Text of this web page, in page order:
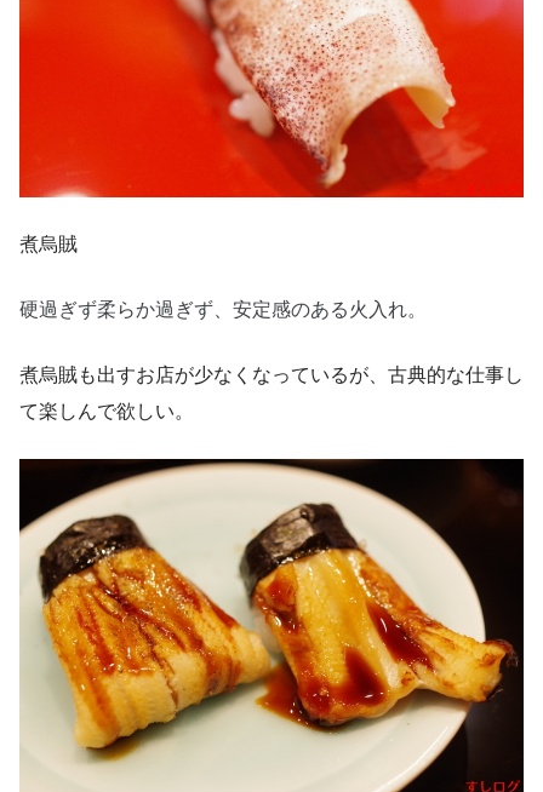
煮烏賊
硬過ぎず柔らか過ぎず、安定感のある火入れ。
煮烏賊も出すお店が少なくなっているが、古典的な仕事し
て楽しんで欲しい。